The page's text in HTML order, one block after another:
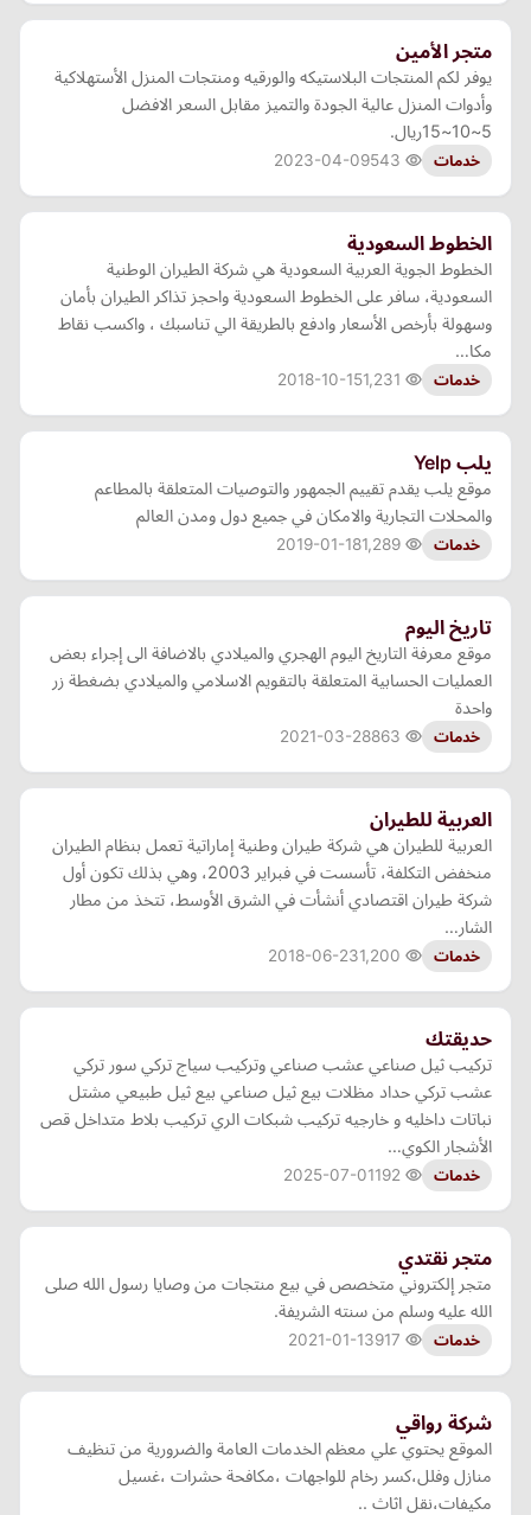
متجر الأمين
يوفر لكم المنتجات البلاستيكه والورقيه ومنتجات المنزل الأستهلاكية
وأدوات المنزل ‎عالية الجودة والتميز مقابل السعر الافضل
5~10~15ريال.
خدمات 2023-04-09
الخطوط السعودية
الخطوط الجوية العربية السعودية هي شركة الطيران الوطنية
السعودية، سافر على الخطوط السعودية واحجز تذاكر الطيران بأمان
وسهولة بأرخص الأسعار وادفع بالطريقة الي تناسبك ، واكسب نقاط
مكا…
خدمات 2018-10-15
يلب Yelp
موقع يلب يقدم تقييم الجمهور والتوصيات المتعلقة بالمطاعم
والمحلات التجارية والامكان في جميع دول ومدن العالم
خدمات 2019-01-18
تاريخ اليوم
موقع معرفة التاريخ اليوم الهجري والميلادي بالاضافة الى إجراء بعض
العمليات الحسابية المتعلقة بالتقويم الاسلامي والميلادي بضغطة زر
واحدة
خدمات 2021-03-28
العربية للطيران
العربية للطيران هي شركة طيران وطنية إماراتية تعمل بنظام الطيران
منخفض التكلفة، تأسست في فبراير 2003، وهي بذلك تكون أول
شركة طيران اقتصادي أنشأت في الشرق الأوسط، تتخذ من مطار
الشار…
خدمات 2018-06-23
حديقتك
تركيب ثيل صناعي عشب صناعي وتركيب سياج تركي سور تركي
عشب تركي حداد مظلات بيع ثيل صناعي بيع ثيل طبيعي مشتل
نباتات داخليه و خارجيه تركيب شبكات الري تركيب بلاط متداخل قص
الأشجار الكوي…
خدمات 2025-07-01
متجر نقتدي
متجر إلكتروني متخصص في بيع منتجات من وصايا رسول الله صلى
الله عليه وسلم من سنته الشريفة.
خدمات 2021-01-13
شركة رواقي
الموقع يحتوي علي معظم الخدمات العامة والضرورية من تنظيف
منازل وفلل،كسر رخام للواجهات ،مكافحة حشرات ،غسيل
مكيفات،نقل اثاث ..